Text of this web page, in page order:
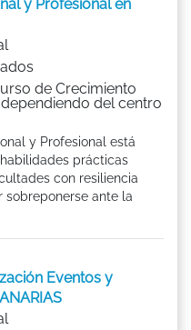
y Profesional en
de Crecimiento
del centro
y Profesional está
prácticas
con resiliencia
ante la
Eventos y